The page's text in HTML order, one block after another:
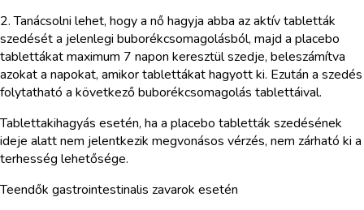
2. Tanácsolni lehet, hogy a nő hagyja abba az aktív tabletták
szedését a jelenlegi buborékcsomagolásból, majd a placebo
tablettákat maximum 7 napon keresztül szedje, beleszámítva
azokat a napokat, amikor tablettákat hagyott ki. Ezután a szedés
folytatható a következő buborékcsomagolás tablettáival.
Tablettakihagyás esetén, ha a placebo tabletták szedésének
ideje alatt nem jelentkezik megvonásos vérzés, nem zárható ki a
terhesség lehetősége.
Teendők gastrointestinalis zavarok esetén